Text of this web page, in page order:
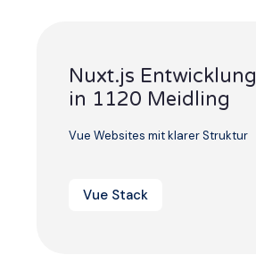
Nuxt.js Entwicklung
in 1120 Meidling
Vue Websites mit klarer Struktur
Vue Stack